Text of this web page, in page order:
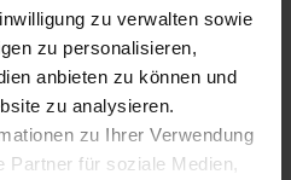
zu verwalten sowie
zu personalisieren,
anbieten zu können und
zu analysieren.
zu Ihrer Verwendung
Partner für soziale Medien,
Erzherzogtums unter